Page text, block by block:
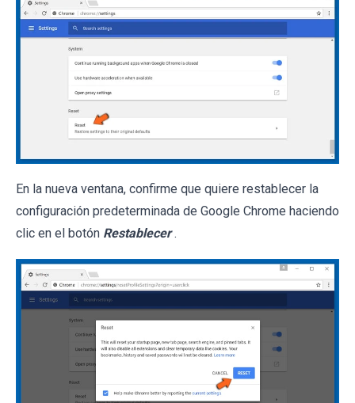
En la nueva ventana, confirme que quiere restablecer la
configuración predeterminada de Google Chrome haciendo
clic en el botón Restablecer .